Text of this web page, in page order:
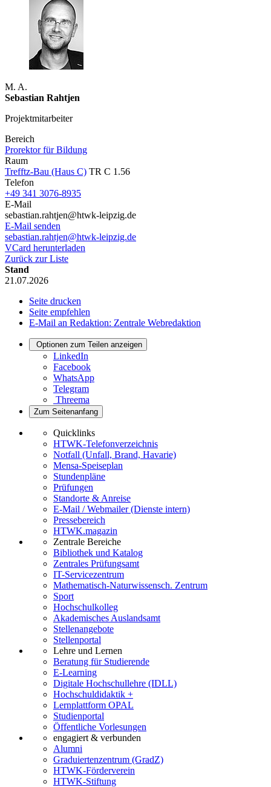
M. A.
Sebastian Rahtjen
Projektmitarbeiter
Bereich
Prorektor für Bildung
Raum
Trefftz-Bau (Haus C) TR C 1.56
Telefon
+49 341 3076-8935
E-Mail
sebastian.rahtjen@htwk-leipzig.de
E-Mail senden
sebastian.rahtjen@htwk-leipzig.de
VCard herunterladen
Zurück zur Liste
Stand
21.07.2026
Seite drucken
Seite empfehlen
E-Mail an Redaktion: Zentrale Webredaktion
Optionen zum Teilen anzeigen
LinkedIn
Facebook
WhatsApp
Telegram
Threema
Zum Seitenanfang
Quicklinks
HTWK-Telefonverzeichnis
Notfall (Unfall, Brand, Havarie)
Mensa-Speiseplan
Stundenpläne
Prüfungen
Standorte & Anreise
E-Mail / Webmailer (Dienste intern)
Pressebereich
HTWK.magazin
Zentrale Bereiche
Bibliothek und Katalog
Zentrales Prüfungsamt
IT-Servicezentrum
Mathematisch-Naturwissensch. Zentrum
Sport
Hochschulkolleg
Akademisches Auslandsamt
Stellenangebote
Stellenportal
Lehre und Lernen
Beratung für Studierende
E-Learning
Digitale Hochschullehre (IDLL)
Hochschuldidaktik +
Lernplattform OPAL
Studienportal
Öffentliche Vorlesungen
engagiert & verbunden
Alumni
Graduiertenzentrum (GradZ)
HTWK-Förderverein
HTWK-Stiftung